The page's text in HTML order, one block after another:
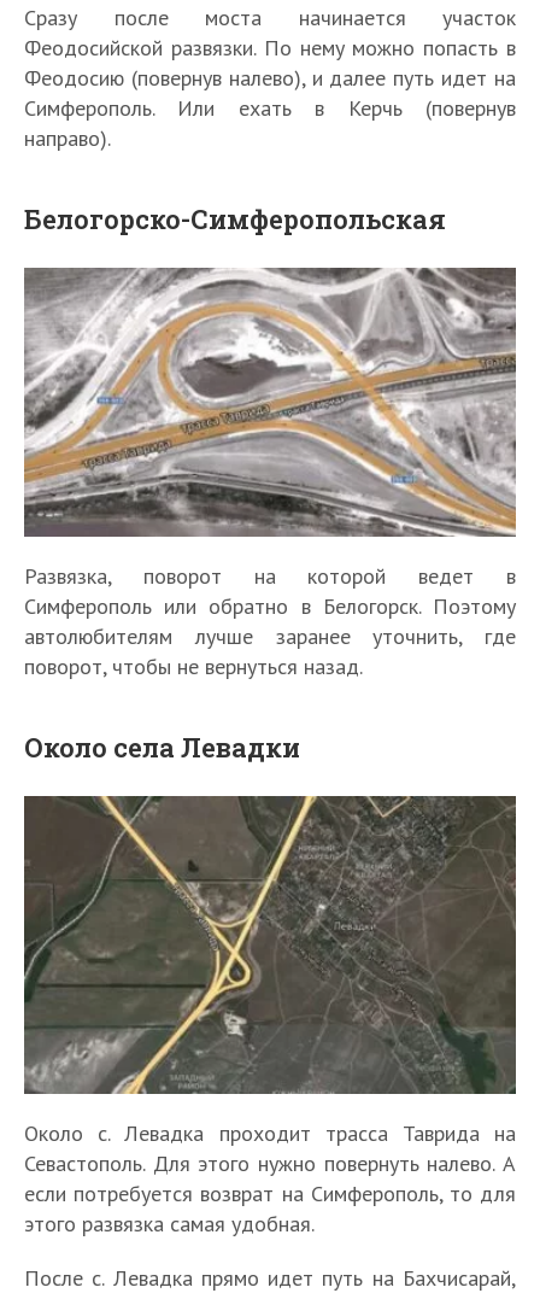
Сразу после моста начинается участок
Феодосийской развязки. По нему можно попасть в
Феодосию (повернув налево), и далее путь идет на
Симферополь. Или ехать в Керчь (повернув
направо).
Белогорско-Симферопольская
Развязка, поворот на которой ведет в
Симферополь или обратно в Белогорск. Поэтому
автолюбителям лучше заранее уточнить, где
поворот, чтобы не вернуться назад.
Около села Левадки
Около с. Левадка проходит трасса Таврида на
Севастополь. Для этого нужно повернуть налево. А
если потребуется возврат на Симферополь, то для
этого развязка самая удобная.
После с. Левадка прямо идет путь на Бахчисарай,